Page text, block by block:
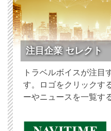
注目企業 セレクト
トラベルボイスが注目
す。ロゴをクリックす
ーやニュースを一覧す